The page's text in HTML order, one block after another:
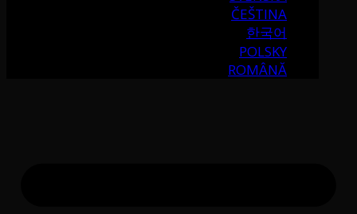
ČEŠTINA
한국어
POLSKY
ROMÂNĂ